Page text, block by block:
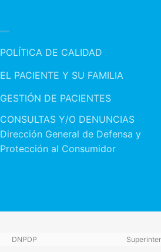
POLÍTICA DE CALIDAD
EL PACIENTE Y SU FAMILIA
GESTIÓN DE PACIENTES
CONSULTAS Y/O DENUNCIAS
Dirección General de Defensa y
Protección al Consumidor
DNPDP